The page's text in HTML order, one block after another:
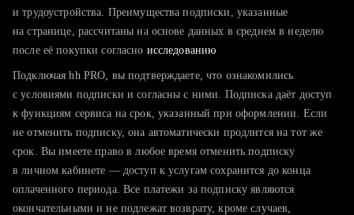
тратите много времени на поиск и вручную поднимаете
хотите сравнить себя с конкурентами и оценить шансы
и трудоустройства. Преимущества подписки, указанные
на странице, рассчитаны на основе данных в среднем в неделю
после её покупки согласно исследованию
Подключая hh PRO, вы подтверждаете, что ознакомились
с условиями подписки и согласны с ними. Подписка даёт доступ
к функциям сервиса на срок, указанный при оформлении. Если
не отменить подписку, она автоматически продлится на тот же
срок. Вы имеете право в любое время отменить подписку
в личном кабинете — доступ к услугам сохранится до конца
оплаченного периода. Все платежи за подписку являются
окончательными и не подлежат возврату, кроме случаев,